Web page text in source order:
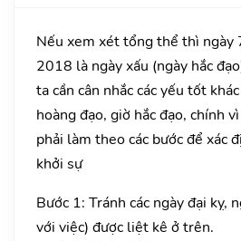
Nếu xem xét tổng thể thì ngày
2018 là ngày xấu (ngày hắc
ta cần cân nhắc các yếu tốt
hoàng đạo, giờ hắc đạo, chính
phải làm theo các bước để xác
khởi sự
Bước 1: Tránh các ngày đại kỵ,
với việc) được liệt kê ở trên.